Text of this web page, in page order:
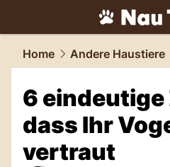
tiere.NAU.ch
Home Andere Haustiere
6 eindeutige
dass Ihr
vertraut